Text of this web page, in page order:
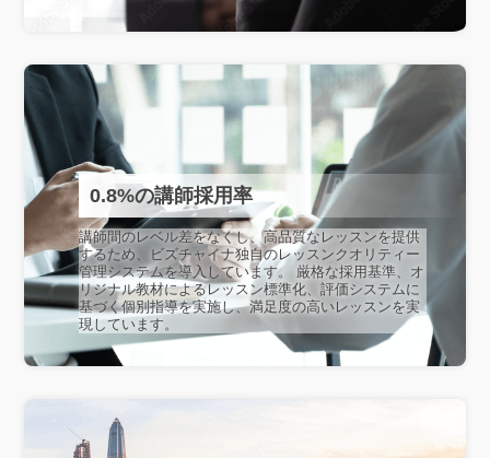
0.8%の講師採用率
講師間のレベル差をなくし、高品質なレッスンを提供
するため、ビズチャイナ独自のレッスンクオリティー
管理システムを導入しています。 厳格な採用基準、オ
リジナル教材によるレッスン標準化、評価システムに
基づく個別指導を実施し、満足度の高いレッスンを実
現しています。